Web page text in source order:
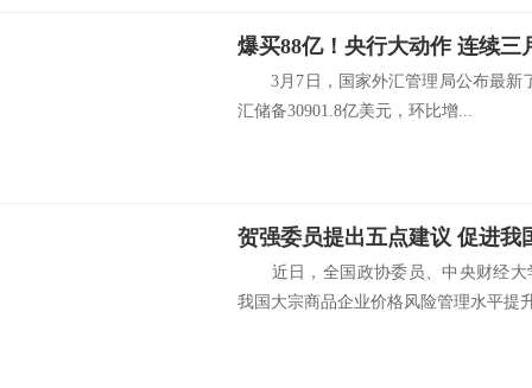
3月7日，国家外汇管理局公布最新
汇储备30901.8亿美元，环比增...
近日，全国政协委员、中央财经大
我国大宗商品企业价格风险管理水平提